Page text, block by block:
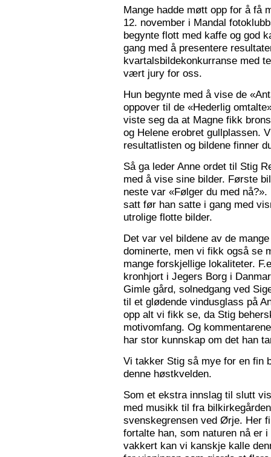
Mange hadde møtt opp for å få
12. november i Mandal
begynte flott med kaffe og god
gang med å presentere
kvartalsbildekonkurranse med
vært jury for oss.
Hun begynte med å vise de
oppover til de «Hederlig
viste seg da at Magne fikk
og Helene erobret gullplassen.
resultatlisten og bildene finner
Så ga leder Anne ordet til Stig
med å vise sine bilder. Første
neste var «Følger du med
satt før han satte i gang med
utrolige flotte bilder.
Det var vel bildene av de
dominerte, men vi fikk også se
mange forskjellige lokaliteter.
kronhjort i Jegers Borg i
Gimle gård, solnedgang ved
til et glødende vindusglass på
opp alt vi fikk se, da Stig
motivomfang. Og
har stor kunnskap om det han
Vi takker Stig så mye for en fin
denne høstkvelden.
Som et ekstra innslag til slutt
med musikk til fra
svenskegrensen ved Ørje. Her
fortalte han, som naturen nå er
vakkert kan vi kanskje kalle